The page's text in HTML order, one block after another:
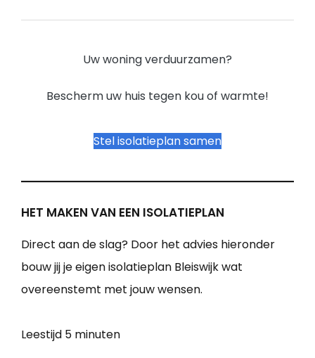
Uw woning verduurzamen?
Bescherm uw huis tegen kou of warmte!
Stel isolatieplan samen
HET MAKEN VAN EEN ISOLATIEPLAN
Direct aan de slag? Door het advies hieronder
bouw jij je eigen isolatieplan Bleiswijk wat
overeenstemt met jouw wensen.
Leestijd 5 minuten